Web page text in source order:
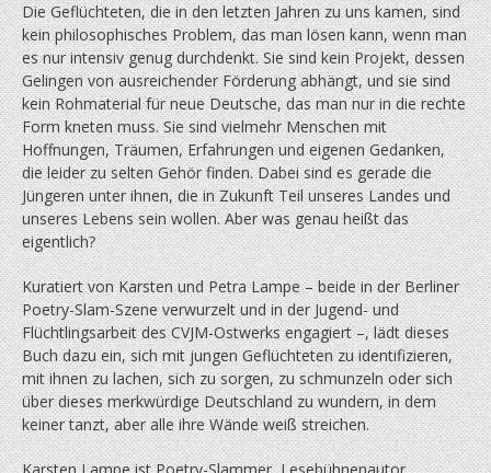
Die Geflüchteten, die in den letzten Jahren zu uns kamen, sind
kein philosophisches Problem, das man lösen kann, wenn man
es nur intensiv genug durchdenkt. Sie sind kein Projekt, dessen
Gelingen von ausreichender Förderung abhängt, und sie sind
kein Rohmaterial für neue Deutsche, das man nur in die rechte
Form kneten muss. Sie sind vielmehr Menschen mit
Hoffnungen, Träumen, Erfahrungen und eigenen Gedanken,
die leider zu selten Gehör finden. Dabei sind es gerade die
Jüngeren unter ihnen, die in Zukunft Teil unseres Landes und
unseres Lebens sein wollen. Aber was genau heißt das
eigentlich?
Kuratiert von Karsten und Petra Lampe – beide in der Berliner
Poetry-Slam-Szene verwurzelt und in der Jugend- und
Flüchtlingsarbeit des CVJM-Ostwerks engagiert –, lädt dieses
Buch dazu ein, sich mit jungen Geflüchteten zu identifizieren,
mit ihnen zu lachen, sich zu sorgen, zu schmunzeln oder sich
über dieses merkwürdige Deutschland zu wundern, in dem
keiner tanzt, aber alle ihre Wände weiß streichen.